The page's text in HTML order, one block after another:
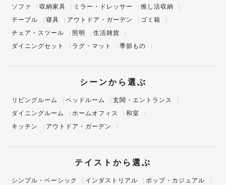
ソファ 収納家具 ミラー・ドレッサー
推し活収納
テーブル
寝具 アウトドア・ガーデン
ゴミ箱
チェア・スツール
照明
生活雑貨
ダイニングセット
ラグ・マット 季節もの
シーンから選ぶ
リビングルーム ベッドルーム
玄関・エントランス
ダイニングルーム
ホームオフィス
和室
キッチン
アウトドア・ガーデン
テイストから選ぶ
シンプル・ベーシック インダストリアル
ポップ・カジュアル